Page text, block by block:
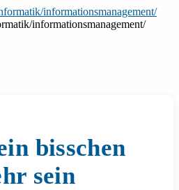
informationsmanagement/
bisschen
sein